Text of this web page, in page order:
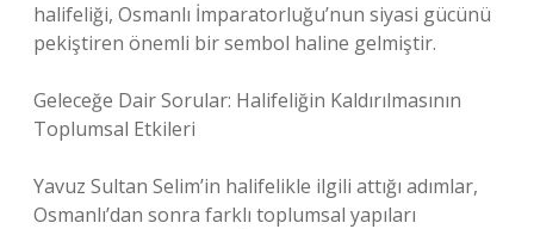
halifeliği, Osmanlı İmparatorluğu’nun siyasi gücünü
pekiştiren önemli bir sembol haline gelmiştir.
Geleceğe Dair Sorular: Halifeliğin Kaldırılmasının
Toplumsal Etkileri
Yavuz Sultan Selim’in halifelikle ilgili attığı adımlar,
Osmanlı’dan sonra farklı toplumsal yapıları